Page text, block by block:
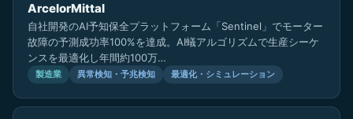
ArcelorMittal
自社開発のAI予知保全プラットフォーム「Sentinel」でモーター
故障の予測成功率100%を達成。AI蟻アルゴリズムで生産シーケ
ンスを最適化し年間約100万…
製造業 異常検知・予兆検知 最適化・シミュレーション